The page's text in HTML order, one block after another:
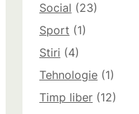
Social (23)
Sport (1)
Stiri (4)
Tehnologie (1)
Timp liber (12)